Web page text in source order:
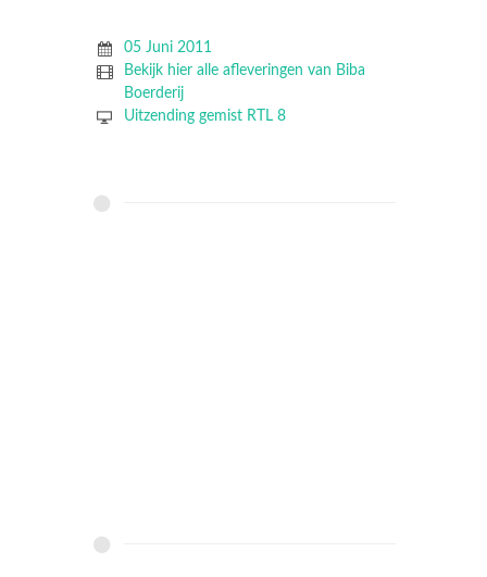
05 Juni 2011
Bekijk hier alle afleveringen van Biba
Boerderij
Uitzending gemist RTL 8